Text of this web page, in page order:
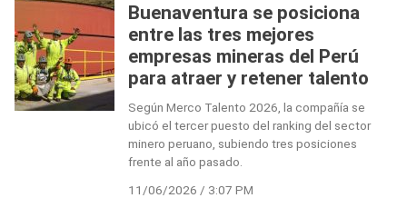
Buenaventura se posiciona
entre las tres mejores
empresas mineras del Perú
para atraer y retener talento
Según Merco Talento 2026, la compañía se
ubicó el tercer puesto del ranking del sector
minero peruano, subiendo tres posiciones
frente al año pasado.
11/06/2026 / 3:07 PM